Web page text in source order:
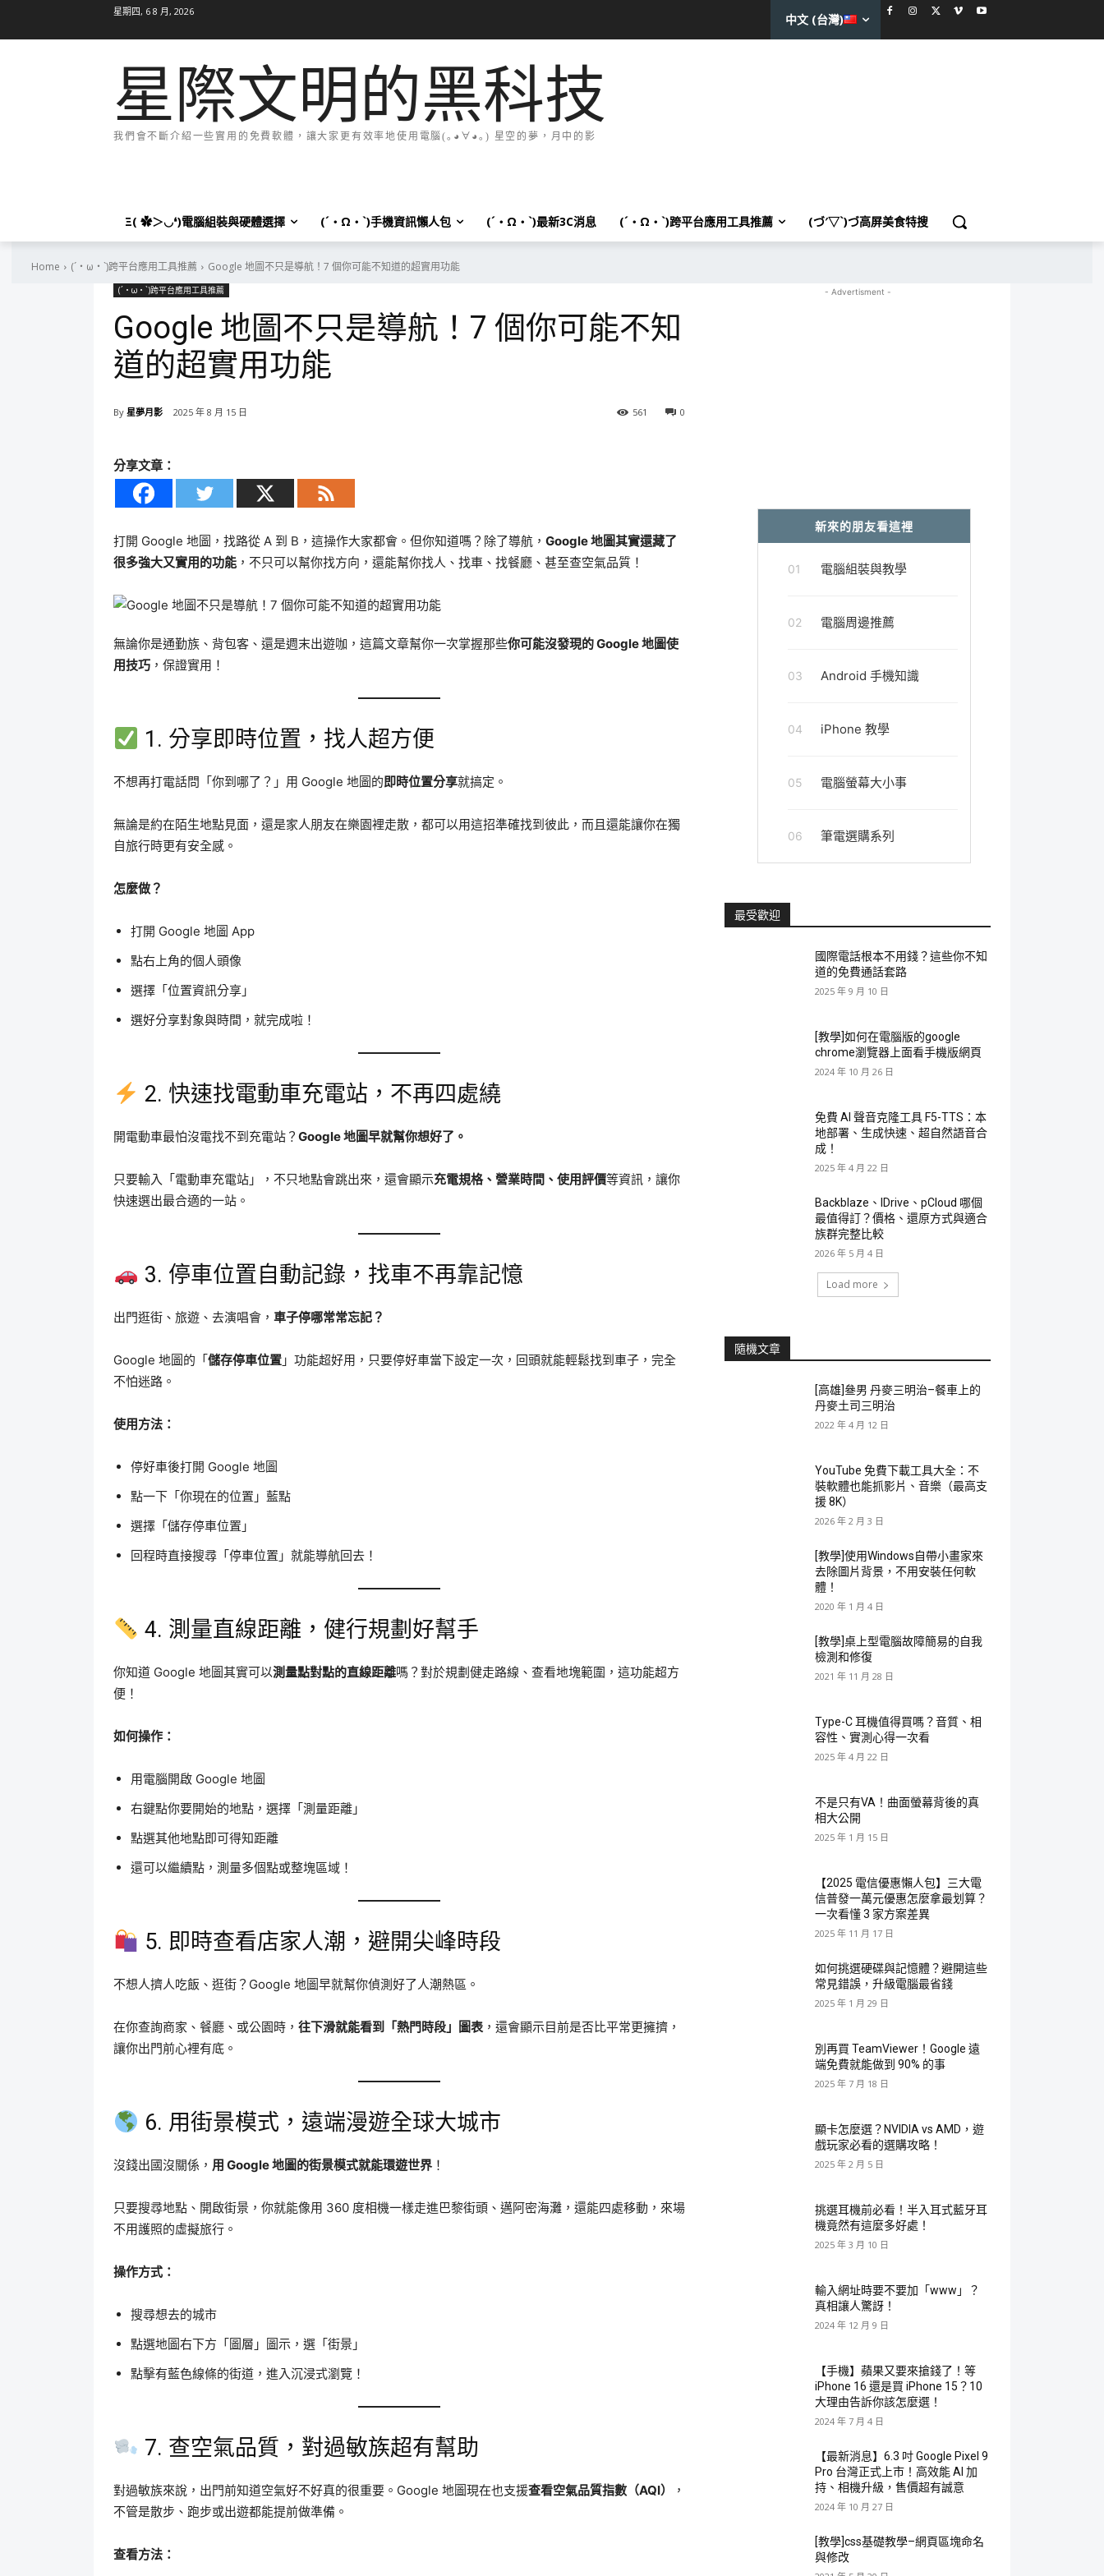
星期四, 6 8 月, 2026
中文 (台灣)
星際文明的黑科技
我們會不斷介紹一些實用的免費軟體，讓大家更有效率地使用電腦(｡◕∀◕｡) 星空的夢，月中的影
Ξ( ✿＞◡❛)電腦組裝與硬體選擇 (´・Ω・`)手機資訊懶人包 (´・Ω・`)最新3C消息 (´・Ω・`)跨平台應用工具推薦 (づ′▽`)づ高屏美食特搜
Home (´・ω・`)跨平台應用工具推薦 Google 地圖不只是導航！7 個你可能不知道的超實用功能
(´・ω・`)跨平台應用工具推薦
Google 地圖不只是導航！7 個你可能不知
道的超實用功能
By 星夢月影 2025 年 8 月 15 日 0
561
分享文章：
打開 Google 地圖，找路從 A 到 B，這操作大家都會。但你知道嗎？除了導航， Google 地圖其實還藏了
很多強大又實用的功能 ，不只可以幫你找方向，還能幫你找人、找車、找餐廳、甚至查空氣品質！
無論你是通勤族、背包客、還是週末出遊咖，這篇文章幫你一次掌握那些你可能沒發現的 Google 地圖使
用技巧 ，保證實用！
1. 分享即時位置，找人超方便
不想再打電話問「你到哪了？」用 Google 地圖的即時位置分享就搞定。
無論是約在陌生地點見面，還是家人朋友在樂園裡走散，都可以用這招準確找到彼此，而且還能讓你在獨
自旅行時更有安全感。
怎麼做？
打開 Google 地圖 App
點右上角的個人頭像
選擇「位置資訊分享」
選好分享對象與時間，就完成啦！
2. 快速找電動車充電站，不再四處繞
開電動車最怕沒電找不到充電站？ Google 地圖早就幫你想好了。
只要輸入「電動車充電站」，不只地點會跳出來，還會顯示充電規格、營業時間、使用評價等資訊，讓你
快速選出最合適的一站。
3. 停車位置自動記錄，找車不再靠記憶
出門逛街、旅遊、去演唱會， 車子停哪常常忘記？
Google 地圖的「儲存停車位置 」功能超好用，只要停好車當下設定一次，回頭就能輕鬆找到車子，完全
不怕迷路。
使用方法：
停好車後打開 Google 地圖
點一下「你現在的位置」藍點
選擇「儲存停車位置」
回程時直接搜尋「停車位置」就能導航回去！
4. 測量直線距離，健行規劃好幫手
你知道 Google 地圖其實可以測量點對點的直線距離嗎？對於規劃健走路線、查看地塊範圍，這功能超方
便！
如何操作：
用電腦開啟 Google 地圖
右鍵點你要開始的地點，選擇「測量距離」
點選其他地點即可得知距離
還可以繼續點，測量多個點或整塊區域！
5. 即時查看店家人潮，避開尖峰時段
不想人擠人吃飯、逛街？Google 地圖早就幫你偵測好了人潮熱區。
在你查詢商家、餐廳、或公園時， 往下滑就能看到「熱門時段」圖表，還會顯示目前是否比平常更擁擠，
讓你出門前心裡有底。
6. 用街景模式，遠端漫遊全球大城市
沒錢出國沒關係， 用 Google 地圖的街景模式就能環遊世界 ！
只要搜尋地點、開啟街景，你就能像用 360 度相機一樣走進巴黎街頭、邁阿密海灘，還能四處移動，來場
不用護照的虛擬旅行。
操作方式：
搜尋想去的城市
點選地圖右下方「圖層」圖示，選「街景」
點擊有藍色線條的街道，進入沉浸式瀏覽！
7. 查空氣品質，對過敏族超有幫助
對過敏族來說，出門前知道空氣好不好真的很重要。Google 地圖現在也支援查看空氣品質指數（AQI）
，
不管是散步、跑步或出遊都能提前做準備。
查看方法：
- Advertisment -
新來的朋友看這裡
01 電腦組裝與教學
02 電腦周邊推薦
03 Android 手機知識
04 iPhone 教學
05 電腦螢幕大小事
06 筆電選購系列
最受歡迎
國際電話根本不用錢？這些你不知
道的免費通話套路
2025 年 9 月 10 日
[教學]如何在電腦版的google
chrome瀏覽器上面看手機版網頁
2024 年 10 月 26 日
免費 AI 聲音克隆工具 F5-TTS：本
地部署、生成快速、超自然語音合
成！
2025 年 4 月 22 日
Backblaze、IDrive、pCloud 哪個
最值得訂？價格、還原方式與適合
族群完整比較
2026 年 5 月 4 日
Load more
隨機文章
[高雄]叄男 丹麥三明治–餐車上的
丹麥土司三明治
2022 年 4 月 12 日
YouTube 免費下載工具大全：不
裝軟體也能抓影片、音樂（最高支
援 8K）
2026 年 2 月 3 日
[教學]使用Windows自帶小畫家來
去除圖片背景，不用安裝任何軟
體！
2020 年 1 月 4 日
[教學]桌上型電腦故障簡易的自我
檢測和修復
2021 年 11 月 28 日
Type-C 耳機值得買嗎？音質、相
容性、實測心得一次看
2025 年 4 月 22 日
不是只有VA！曲面螢幕背後的真
相大公開
2025 年 1 月 15 日
【2025 電信優惠懶人包】三大電
信普發一萬元優惠怎麼拿最划算？
一次看懂 3 家方案差異
2025 年 11 月 17 日
如何挑選硬碟與記憶體？避開這些
常見錯誤，升級電腦最省錢
2025 年 1 月 29 日
別再買 TeamViewer！Google 遠
端免費就能做到 90% 的事
2025 年 7 月 18 日
顯卡怎麼選？NVIDIA vs AMD，遊
戲玩家必看的選購攻略！
2025 年 2 月 5 日
挑選耳機前必看！半入耳式藍牙耳
機竟然有這麼多好處！
2025 年 3 月 10 日
輸入網址時要不要加「www」？
真相讓人驚訝！
2024 年 12 月 9 日
【手機】蘋果又要來搶錢了！等
iPhone 16 還是買 iPhone 15？10
大理由告訴你該怎麼選！
2024 年 7 月 4 日
【最新消息】6.3 吋 Google Pixel 9
Pro 台灣正式上市！高效能 AI 加
持、相機升級，售價超有誠意
2024 年 10 月 27 日
[教學]css基礎教學–網頁區塊命名
與修改